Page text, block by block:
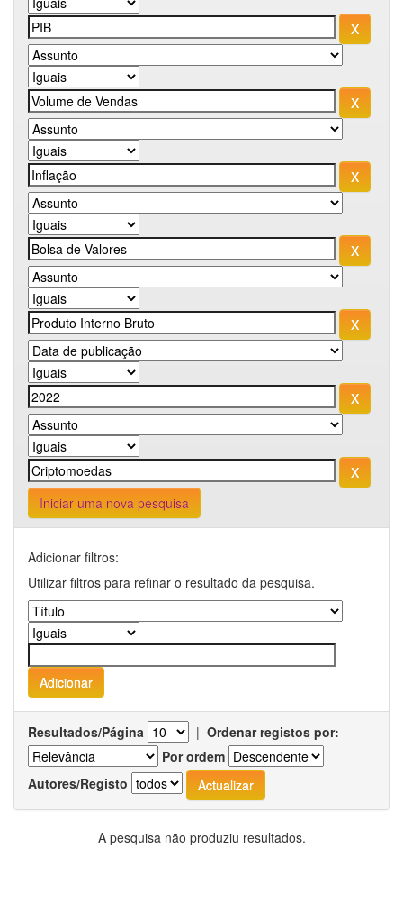
Iniciar uma nova pesquisa
Adicionar filtros:
Utilizar filtros para refinar o resultado da pesquisa.
Resultados/Página | Ordenar registos por:
Por ordem
Autores/Registo
A pesquisa não produziu resultados.